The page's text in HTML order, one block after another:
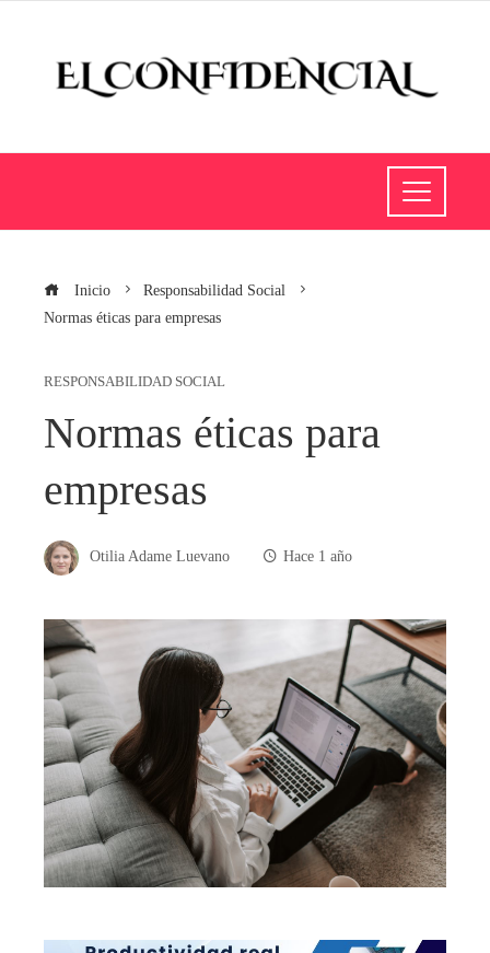
Inicio
Responsabilidad Social
Normas éticas para empresas
RESPONSABILIDAD SOCIAL
Normas éticas para
empresas
Otilia Adame Luevano Hace 1 año